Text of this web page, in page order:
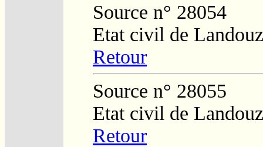
Source n° 28054
Etat civil de
Retour
Source n° 28055
Etat civil de
Retour